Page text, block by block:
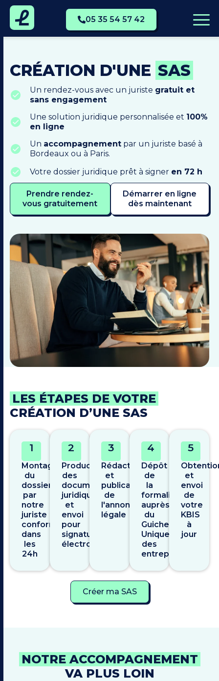
05 35 54 57 42
CRÉATION D'UNE SAS
Un rendez-vous avec un juriste gratuit et
sans engagement
Une solution juridique personnalisée et 100%
en ligne
Un accompagnement par un juriste basé à
Bordeaux ou à Paris.
Votre dossier juridique prêt à signer en 72 h
Prendre rendez-
vous gratuitement
Démarrer en ligne
dès maintenant
LES ÉTAPES DE VOTRE
CRÉATION D’UNE SAS
1
Montage
du
dossier
par
notre
juriste
conformité
dans
les
24h
2
Production
des
documents
juridiques
et
envoi
pour
signature
électronique
3
Rédaction
et
publication
de
l'annonce
légale
4
Dépôt
de
la
formalité
auprès
du
Guichet
Unique
des
entreprises
5
et
envoi
de
votre
KBIS
à
jour
Créer ma SAS
NOTRE ACCOMPAGNEMENT
VA PLUS LOIN